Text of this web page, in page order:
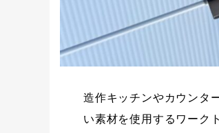
造作キッチンやカウンタ
い素材を使用するワーク